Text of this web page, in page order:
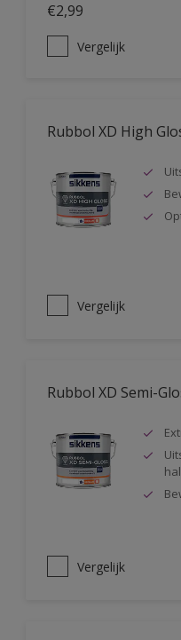
€2,99
Vergelijk
Rubbol XD High
Vergelijk
Rubbol XD Semi-
Vergelijk